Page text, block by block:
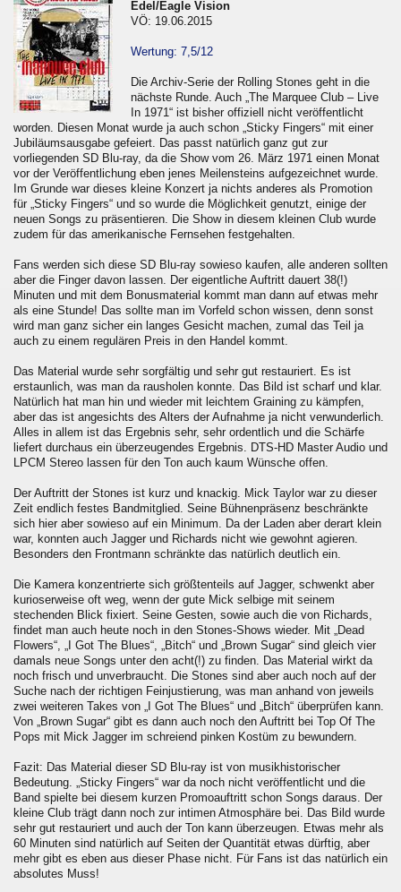
Edel/Eagle Vision
VÖ: 19.06.2015
Wertung: 7,5/12
Die Archiv-Serie der Rolling Stones geht in die
nächste Runde. Auch „The Marquee Club – Live
In 1971“ ist bisher offiziell nicht veröffentlicht
worden. Diesen Monat wurde ja auch schon „Sticky Fingers“ mit einer
Jubiläumsausgabe gefeiert. Das passt natürlich ganz gut zur
vorliegenden SD Blu-ray, da die Show vom 26. März 1971 einen Monat
vor der Veröffentlichung eben jenes Meilensteins aufgezeichnet wurde.
Im Grunde war dieses kleine Konzert ja nichts anderes als Promotion
für „Sticky Fingers“ und so wurde die Möglichkeit genutzt, einige der
neuen Songs zu präsentieren. Die Show in diesem kleinen Club wurde
zudem für das amerikanische Fernsehen festgehalten.
Fans werden sich diese SD Blu-ray sowieso kaufen, alle anderen sollten
aber die Finger davon lassen. Der eigentliche Auftritt dauert 38(!)
Minuten und mit dem Bonusmaterial kommt man dann auf etwas mehr
als eine Stunde! Das sollte man im Vorfeld schon wissen, denn sonst
wird man ganz sicher ein langes Gesicht machen, zumal das Teil ja
auch zu einem regulären Preis in den Handel kommt.
Das Material wurde sehr sorgfältig und sehr gut restauriert. Es ist
erstaunlich, was man da rausholen konnte. Das Bild ist scharf und klar.
Natürlich hat man hin und wieder mit leichtem Graining zu kämpfen,
aber das ist angesichts des Alters der Aufnahme ja nicht verwunderlich.
Alles in allem ist das Ergebnis sehr, sehr ordentlich und die Schärfe
liefert durchaus ein überzeugendes Ergebnis. DTS-HD Master Audio und
LPCM Stereo lassen für den Ton auch kaum Wünsche offen.
Der Auftritt der Stones ist kurz und knackig. Mick Taylor war zu dieser
Zeit endlich festes Bandmitglied. Seine Bühnenpräsenz beschränkte
sich hier aber sowieso auf ein Minimum. Da der Laden aber derart klein
war, konnten auch Jagger und Richards nicht wie gewohnt agieren.
Besonders den Frontmann schränkte das natürlich deutlich ein.
Die Kamera konzentrierte sich größtenteils auf Jagger, schwenkt aber
kurioserweise oft weg, wenn der gute Mick selbige mit seinem
stechenden Blick fixiert. Seine Gesten, sowie auch die von Richards,
findet man auch heute noch in den Stones-Shows wieder. Mit „Dead
Flowers“, „I Got The Blues“, „Bitch“ und „Brown Sugar“ sind gleich vier
damals neue Songs unter den acht(!) zu finden. Das Material wirkt da
noch frisch und unverbraucht. Die Stones sind aber auch noch auf der
Suche nach der richtigen Feinjustierung, was man anhand von jeweils
zwei weiteren Takes von „I Got The Blues“ und „Bitch“ überprüfen kann.
Von „Brown Sugar“ gibt es dann auch noch den Auftritt bei Top Of The
Pops mit Mick Jagger im schreiend pinken Kostüm zu bewundern.
Fazit: Das Material dieser SD Blu-ray ist von musikhistorischer
Bedeutung. „Sticky Fingers“ war da noch nicht veröffentlicht und die
Band spielte bei diesem kurzen Promoauftritt schon Songs daraus. Der
kleine Club trägt dann noch zur intimen Atmosphäre bei. Das Bild wurde
sehr gut restauriert und auch der Ton kann überzeugen. Etwas mehr als
60 Minuten sind natürlich auf Seiten der Quantität etwas dürftig, aber
mehr gibt es eben aus dieser Phase nicht. Für Fans ist das natürlich ein
absolutes Muss!